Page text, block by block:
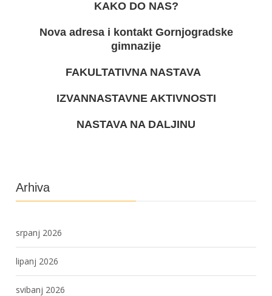
KAKO DO NAS?
Nova adresa i kontakt Gornjogradske
gimnazije
FAKULTATIVNA NASTAVA
IZVANNASTAVNE AKTIVNOSTI
NASTAVA NA DALJINU
Arhiva
srpanj 2026
lipanj 2026
svibanj 2026